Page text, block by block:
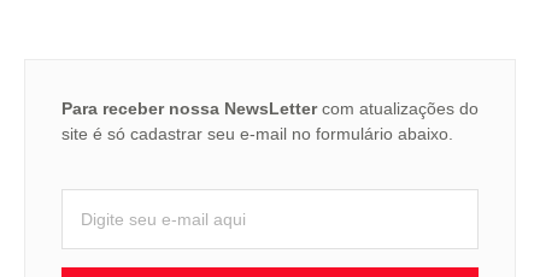
Para receber nossa NewsLettercom atualizações do
site é só cadastrar seu e-mail no formulário abaixo.